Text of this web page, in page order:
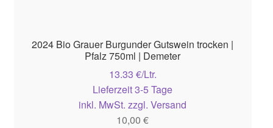
2024 Bio Grauer Burgunder Gutswein trocken |
Pfalz 750ml | Demeter
13.33 €/Ltr.
Lieferzeit 3-5 Tage
inkl. MwSt. zzgl. Versand
10,00€